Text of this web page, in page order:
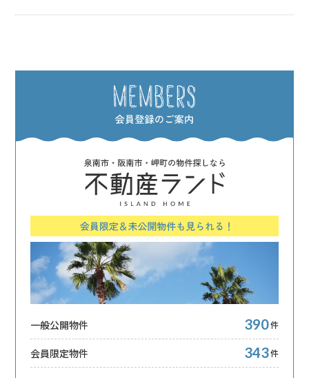
一般公開物件 390件
会員限定物件 343件